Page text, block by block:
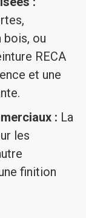
bois, ou
RECA
et une
: La
les
finition